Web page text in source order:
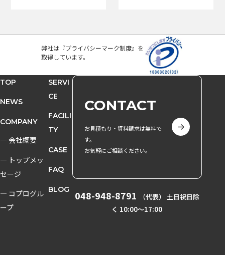
弊社は『プライバシーマーク制度』を
取得しています。
TOP
NEWS
COMPANY
― 会社概要
― トップメッ
セージ
― コプログル
ープ
SERVI
CE
FACILI
TY
CASE
FAQ
BLOG
CONTACT
お見積もり・資料請求は無料で
す。
お気軽にご相談ください。
048-948-8791
（代表） 土日祝日除
く 10:00〜17:00